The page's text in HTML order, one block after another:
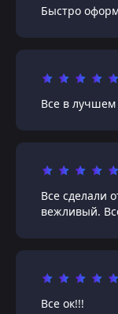
Быстро
Все в лучшем
Все сделали
вежливый.
Все ок!!!